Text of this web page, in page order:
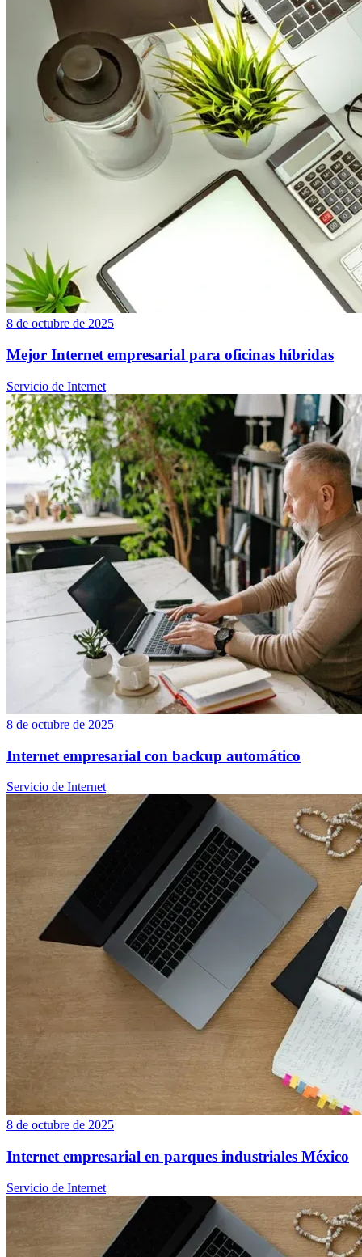
8 de octubre de 2025
Mejor Internet empresarial para oficinas híbridas
Servicio de Internet
8 de octubre de 2025
Internet empresarial con backup automático
Servicio de Internet
8 de octubre de 2025
Internet empresarial en parques industriales México
Servicio de Internet